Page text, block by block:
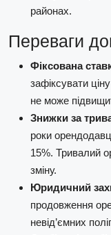
районах.
Переваги
Фіксована
зафіксувати
не може
Знижки за
роки
15%. Тривалий
зміну.
Юридичний
продовження
невід’ємних